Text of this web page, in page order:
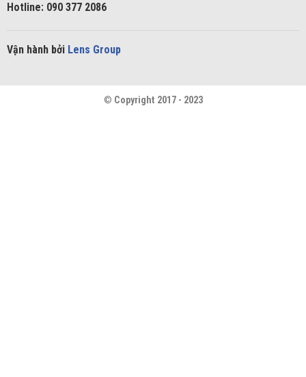
Hotline: 090 377 2086
Vận hành bởi Lens Group
© Copyright 2017 - 2023